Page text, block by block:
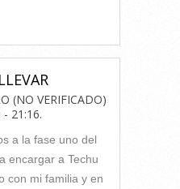
(NO VERIFICADO)
21:16.
a la fase uno del
encargar a Techu
con mi familia y en